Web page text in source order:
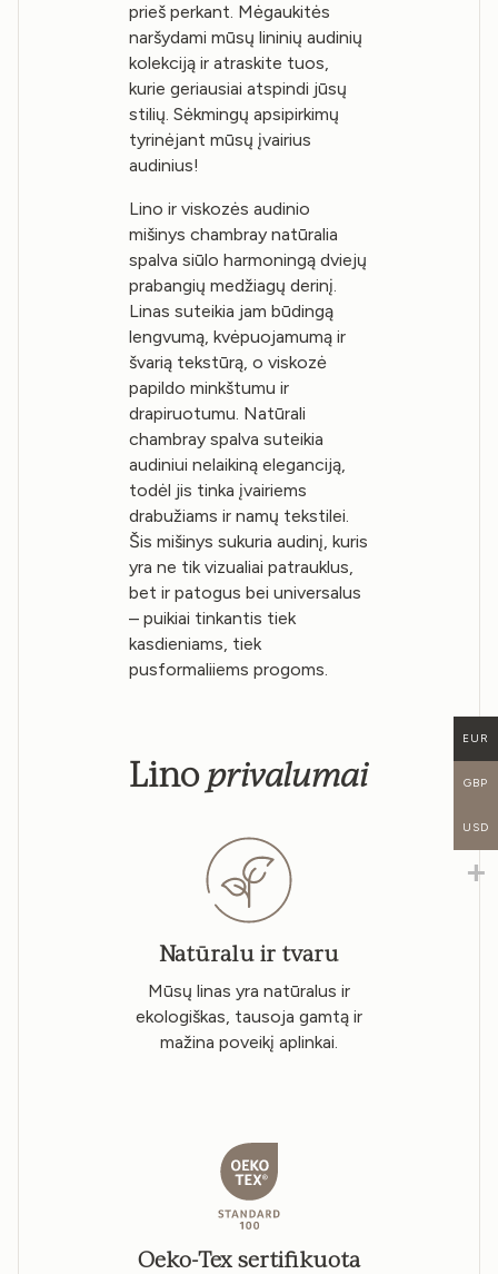
prieš perkant. Mėgaukitės
naršydami mūsų lininių audinių
kolekciją ir atraskite tuos,
kurie geriausiai atspindi jūsų
stilių. Sėkmingų apsipirkimų
tyrinėjant mūsų įvairius
audinius!
Lino ir viskozės audinio
mišinys chambray natūralia
spalva siūlo harmoningą dviejų
prabangių medžiagų derinį.
Linas suteikia jam būdingą
lengvumą, kvėpuojamumą ir
švarią tekstūrą, o viskozė
papildo minkštumu ir
drapiruotumu. Natūrali
chambray spalva suteikia
audiniui nelaikiną eleganciją,
todėl jis tinka įvairiems
drabužiams ir namų tekstilei.
Šis mišinys sukuria audinį, kuris
yra ne tik vizualiai patrauklus,
bet ir patogus bei universalus
– puikiai tinkantis tiek
kasdieniams, tiek
pusformaliiems progoms.
Linoprivalumai
Natūralu ir tvaru
Mūsų linas yra natūralus ir
ekologiškas, tausoja gamtą ir
mažina poveikį aplinkai.
Oeko-Tex sertifikuota
EUR
GBP
USD